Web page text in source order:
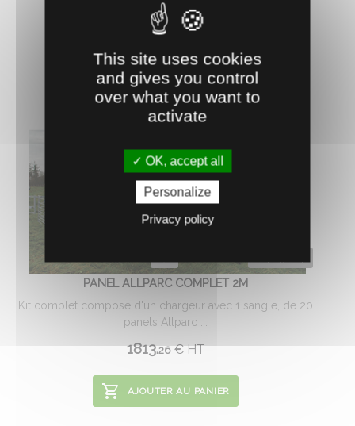
AJOUTER AU PANIER
PANEL ALLPARC COMPLET 2M
Kit complet composé d'un chargeur avec 1 sangle, de 20
panels Allparc ...
1813.26 €HT
AJOUTER AU PANIER
This site uses cookies
and gives you control
over what you want to
activate
OK, accept all
Personalize
Privacy policy